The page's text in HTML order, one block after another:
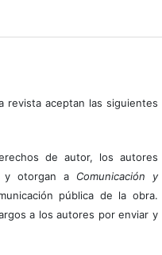
revista aceptan las siguientes
de autor, los autores
y otorgan a Comunicación y
pública de la obra.
a los autores por enviar y